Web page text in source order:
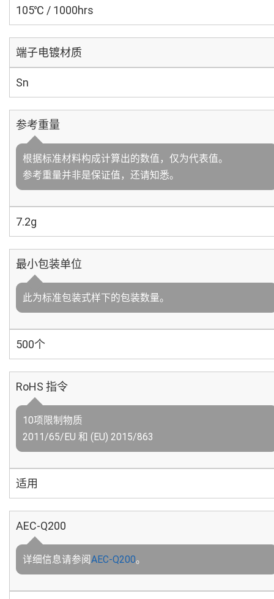
105℃ / 1000hrs
端子电镀材质
Sn
参考重量
根据标准材料构成计算出的数值，仅为代表值。
参考重量并非是保证值，还请知悉。
7.2g
最小包装单位
此为标准包装式样下的包装数量。
500个
RoHS 指令
10项限制物质
2011/65/EU 和 (EU) 2015/863
适用
AEC-Q200
详细信息请参阅AEC-Q200。